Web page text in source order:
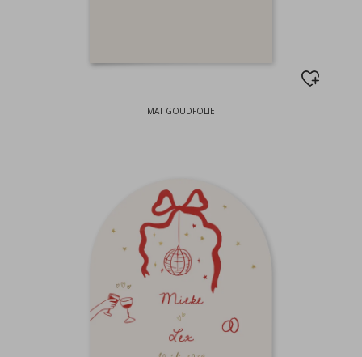
MAT GOUDFOLIE